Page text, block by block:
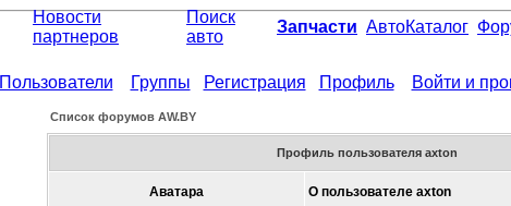
Новости
партнеров
Поиск
авто
Запчасти АвтоКаталог
Пользователи Группы Регистрация Профиль Войти и
Список форумов АW.BY
Профиль пользователя axton
Аватара О пользователе axton